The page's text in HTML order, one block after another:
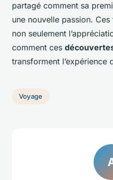
partagé comment sa
une nouvelle passion. Ces
non seulement
comment ces
transforment l’expérience
Voyage